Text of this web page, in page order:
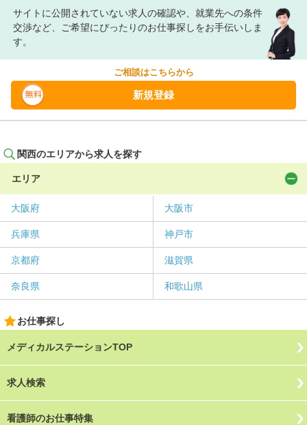
サイトに公開されていない求人の確認や、就業先への条件
交渉など、ご希望にぴったりのお仕事探しをお手伝いしま
す。
ご相談はこちらから
新規登録
関西のエリアから求人を探す
エリア
大阪府 大阪市
兵庫県 神戸市
京都府 滋賀県
奈良県 和歌山県
お仕事探し
メディカルステーションTOP
求人検索
看護師のお仕事特集